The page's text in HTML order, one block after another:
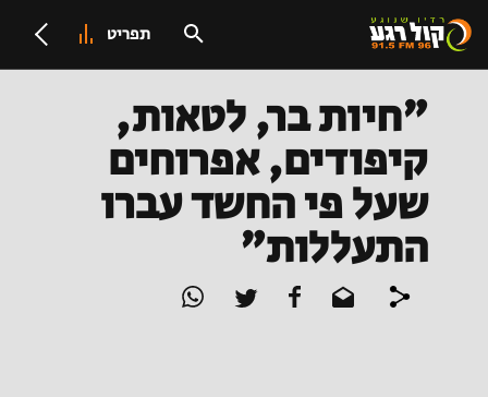
תפריט
"חיות בר, לטאות,
קיפודים, אפרוחים
שעל פי החשד עברו
התעללות"